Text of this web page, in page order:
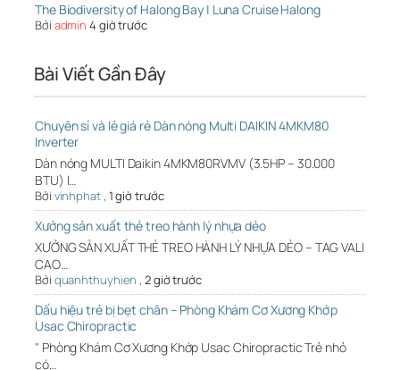
The Biodiversity of Halong Bay | Luna Cruise Halong
Bởi admin 4 giờ trước
Bài Viết Gần Đây
Chuyên sỉ và lẻ giá rẻ Dàn nóng Multi DAIKIN 4MKM80
Inverter
Dàn nóng MULTI Daikin 4MKM80RVMV (3.5HP – 30.000
BTU) l…
Bởi vinhphat, 1 giờ trước
Xưởng sản xuất thẻ treo hành lý nhựa dẻo
XƯỞNG SẢN XUẤT THẺ TREO HÀNH LÝ NHỰA DẺO – TAG VALI
CAO…
Bởi quanhthuyhien ,2 giờ trước
Dấu hiệu trẻ bị bẹt chân – Phòng Khám Cơ Xương Khớp
Usac Chiropractic
" Phòng Khám Cơ Xương Khớp Usac Chiropractic Trẻ nhỏ
có…